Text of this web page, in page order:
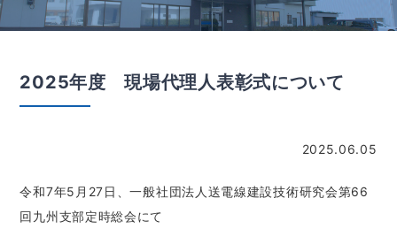
2025年度 現場代理人表彰式について
2025.06.05
令和7年5月27日、一般社団法人送電線建設技術研究会第66
回九州支部定時総会にて